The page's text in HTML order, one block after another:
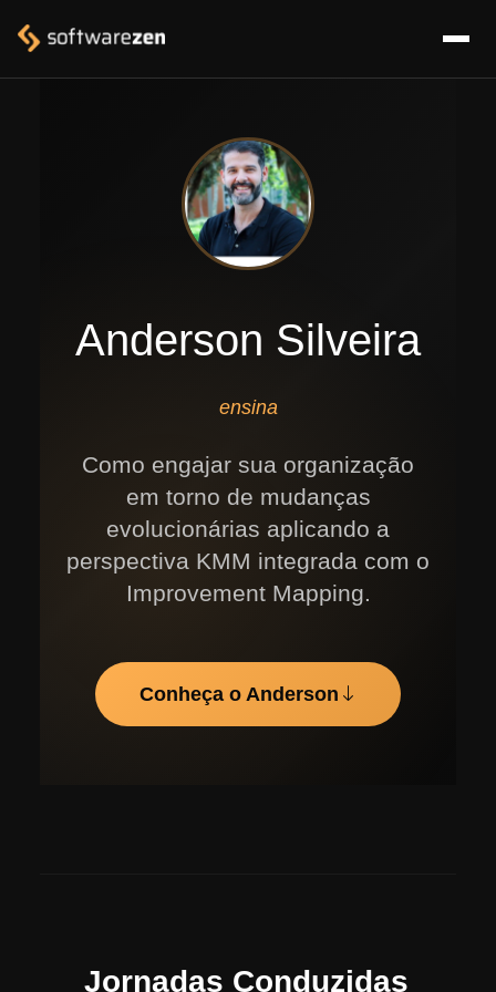
Anderson Silveira
ensina
Como engajar sua organização
em torno de mudanças
evolucionárias aplicando a
perspectiva KMM integrada com o
Improvement Mapping.
Conheça o Anderson
Jornadas Conduzidas